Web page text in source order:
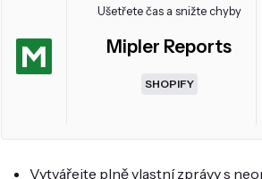
Ušetřete čas a snižte chyby
Mipler Reports
SHOPIFY
Vytvářejte plně vlastní zprávy s